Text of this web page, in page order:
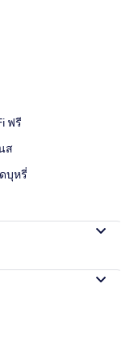
ฟรี
ส
บุหรี่